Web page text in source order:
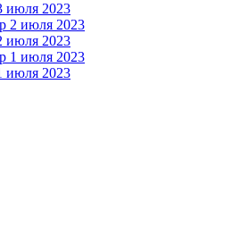
июля 2023
июля 2023
июля 2023